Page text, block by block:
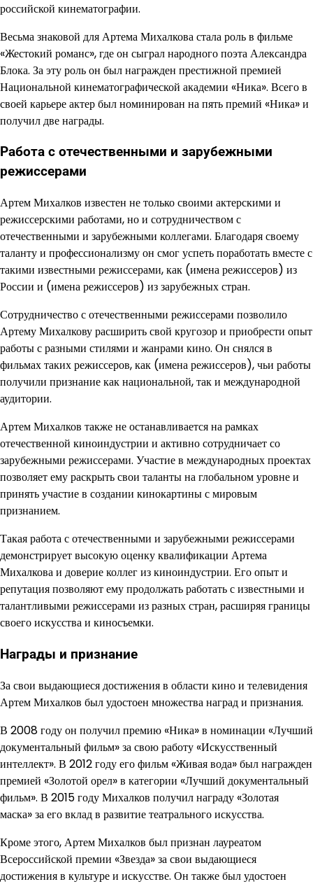
российской кинематографии.
Весьма знаковой для Артема Михалкова стала роль в фильме
«Жестокий романс», где он сыграл народного поэта Александра
Блока. За эту роль он был награжден престижной премией
Национальной кинематографической академии «Ника». Всего в
своей карьере актер был номинирован на пять премий «Ника» и
получил две награды.
Работа с отечественными и зарубежными
режиссерами
Артем Михалков известен не только своими актерскими и
режиссерскими работами, но и сотрудничеством с
отечественными и зарубежными коллегами. Благодаря своему
таланту и профессионализму он смог успеть поработать вместе с
такими известными режиссерами, как (имена режиссеров) из
России и (имена режиссеров) из зарубежных стран.
Сотрудничество с отечественными режиссерами позволило
Артему Михалкову расширить свой кругозор и приобрести опыт
работы с разными стилями и жанрами кино. Он снялся в
фильмах таких режиссеров, как (имена режиссеров), чьи работы
получили признание как национальной, так и международной
аудитории.
Артем Михалков также не останавливается на рамках
отечественной киноиндустрии и активно сотрудничает со
зарубежными режиссерами. Участие в международных проектах
позволяет ему раскрыть свои таланты на глобальном уровне и
принять участие в создании кинокартины с мировым
признанием.
Такая работа с отечественными и зарубежными режиссерами
демонстрирует высокую оценку квалификации Артема
Михалкова и доверие коллег из киноиндустрии. Его опыт и
репутация позволяют ему продолжать работать с известными и
талантливыми режиссерами из разных стран, расширяя границы
своего искусства и киносъемки.
Награды и признание
За свои выдающиеся достижения в области кино и телевидения
Артем Михалков был удостоен множества наград и признания.
В 2008 году он получил премию «Ника» в номинации «Лучший
документальный фильм» за свою работу «Искусственный
интеллект». В 2012 году его фильм «Живая вода» был награжден
премией «Золотой орел» в категории «Лучший документальный
фильм». В 2015 году Михалков получил награду «Золотая
маска» за его вклад в развитие театрального искусства.
Кроме этого, Артем Михалков был признан лауреатом
Всероссийской премии «Звезда» за свои выдающиеся
достижения в культуре и искусстве. Он также был удостоен